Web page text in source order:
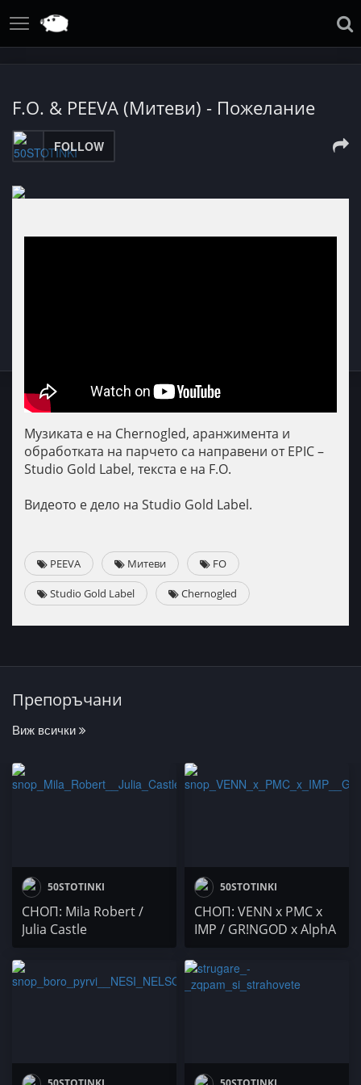
F.O. & PEEVA (Митеви) - Пожелание
FOLLOW
Mузиката е на Chernogled, аранжимента и
обработката на парчето са направени от EPIC –
Studio Gold Label, текста е на F.O.
Видеото е дело на Studio Gold Label.
PEEVA Митеви FO
Studio Gold Label Chernogled
Препоръчани
Виж всички
50STOTINKI
СНОП: Mila Robert /
Julia Castle
50STOTINKI
СНОП: VENN x PMC x
IMP / GR!NGOD x AlphA